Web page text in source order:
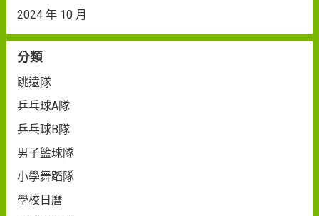
2024 年 10 月
分類
跳遠隊
乒乓球A隊
乒乓球B隊
男子籃球隊
小學舞蹈隊
學校日曆